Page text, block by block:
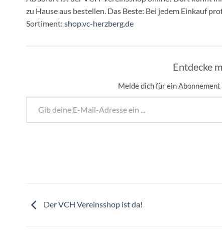
zu Hause aus bestellen. Das Beste: Bei jedem Einkauf
Sortiment: shop.vc-herzberg.de
Entdecke
Melde dich für ein
Gib deine E-Mail-Adresse ein ...
Der VCH Vereinsshop ist da!